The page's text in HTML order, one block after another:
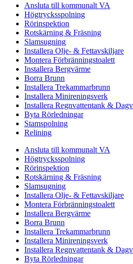
Ansluta till kommunalt VA
Högtrycksspolning
Rörinspektion
Rotskärning & Fräsning
Slamsugning
Installera Olje- & Fettavskiljare
Montera Förbränningstoalett
Installera Bergvärme
Borra Brunn
Installera Trekammarbrunn
Installera Minireningsverk
Installera Regnvattentank &
Byta Rörledningar
Stamspolning
Relining
Ansluta till kommunalt VA
Högtrycksspolning
Rörinspektion
Rotskärning & Fräsning
Slamsugning
Installera Olje- & Fettavskiljare
Montera Förbränningstoalett
Installera Bergvärme
Borra Brunn
Installera Trekammarbrunn
Installera Minireningsverk
Installera Regnvattentank &
Byta Rörledningar